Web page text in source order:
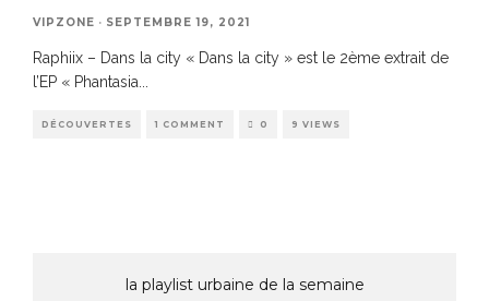
VIPZONE · SEPTEMBRE 19, 2021
Raphiix – Dans la city « Dans la city » est le 2ème extrait de
l’EP « Phantasia
DÉCOUVERTES 1 COMMENT 0 9 VIEWS
la playlist urbaine de la semaine